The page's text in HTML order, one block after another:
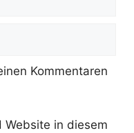
Kommentaren
Website in diesem